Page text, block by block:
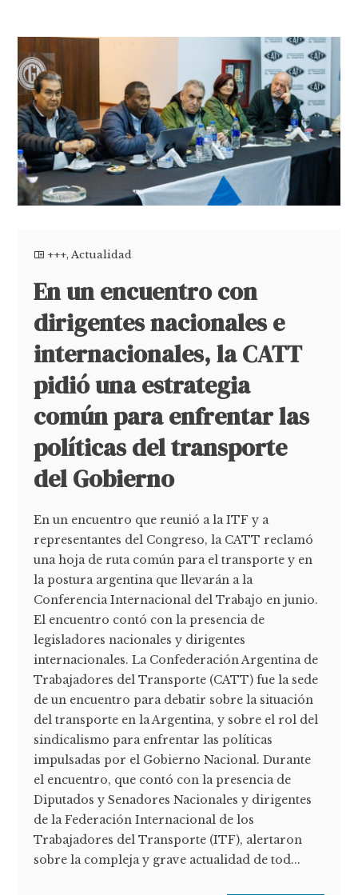
+++,Actualidad
En un encuentro con
dirigentes nacionales e
internacionales, la CATT
pidió una estrategia
común para enfrentar las
políticas del transporte
del Gobierno
En un encuentro que reunió a la ITF y a
representantes del Congreso, la CATT reclamó
una hoja de ruta común para el transporte y en
la postura argentina que llevarán a la
Conferencia Internacional del Trabajo en junio.
El encuentro contó con la presencia de
legisladores nacionales y dirigentes
internacionales. La Confederación Argentina de
Trabajadores del Transporte (CATT) fue la sede
de un encuentro para debatir sobre la situación
del transporte en la Argentina, y sobre el rol del
sindicalismo para enfrentar las políticas
impulsadas por el Gobierno Nacional. Durante
el encuentro, que contó con la presencia de
Diputados y Senadores Nacionales y dirigentes
de la Federación Internacional de los
Trabajadores del Transporte (ITF), alertaron
sobre la compleja y grave actualidad de tod...